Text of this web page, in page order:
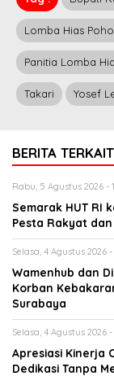
Lomba Hias
Panitia Lomba
Takari Yosef
BERITA TERKAIT
Rabu, 5 Agustus 2026 -
Semarak HUT RI
Pesta Rakyat
Selasa, 4 Agustus 2026 -
Wamenhub dan
Korban
Surabaya
Selasa, 4 Agustus 2026 -
Apresiasi Kinerja
Dedikasi Tanpa